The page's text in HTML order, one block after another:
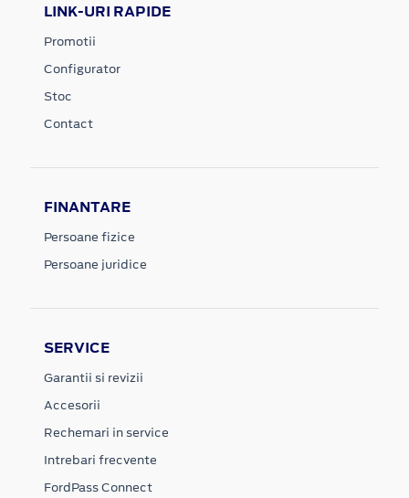
LINK-URI RAPIDE
Promotii
Configurator
Stoc
Contact
FINANTARE
Persoane fizice
Persoane juridice
SERVICE
Garantii si revizii
Accesorii
Rechemari in service
Intrebari frecvente
FordPass Connect